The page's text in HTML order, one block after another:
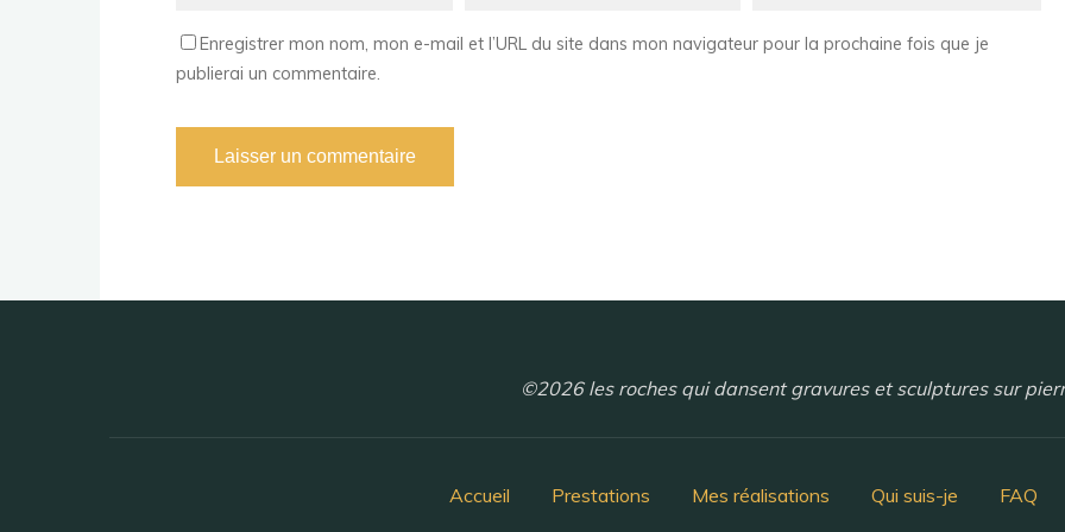
Enregistrer mon nom, mon e-mail et l’URL du site dans mon navigateur pour la prochaine fois que je
publierai un commentaire.
©2026 les roches qui dansent gravures et sculptures sur
Accueil Prestations Mes réalisations Qui suis-je FAQ